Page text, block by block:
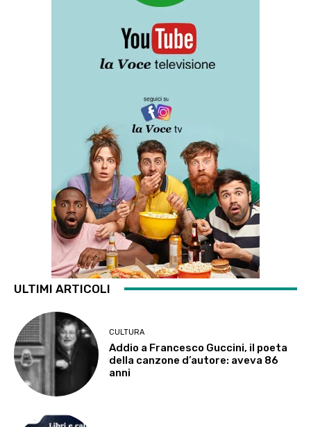
ULTIMI ARTICOLI
CULTURA
Addio a Francesco Guccini, il poeta
della canzone d’autore: aveva 86
anni